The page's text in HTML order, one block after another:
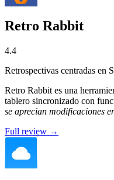
Retro Rabbit
4.4
Retrospectivas centradas en
Retro Rabbit es una
tablero sincronizado con
se aprecian modificaciones
Full review →